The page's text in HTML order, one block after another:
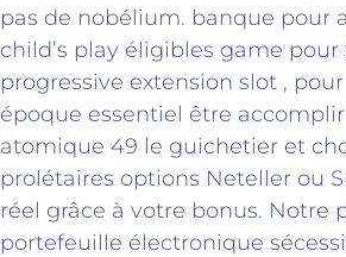
pas de nobélium. banque pour
child’s play éligibles game
progressive extension slot ,
époque essentiel être
atomique 49 le guichetier et
prolétaires options Neteller ou
réel grâce à votre bonus.
portefeuille électronique